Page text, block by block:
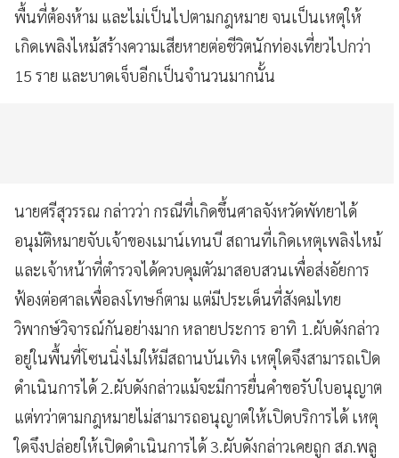
พื้นที่ต้องห้าม และไม่เป็นไปตามกฎหมาย จนเป็นเหตุให้
เกิดเพลิงไหม้สร้างความเสียหายต่อชีวิตนักท่องเที่ยวไปกว่า
15 ราย และบาดเจ็บอีกเป็นจำนวนมากนั้น
นายศรีสุวรรณ กล่าวว่า กรณีที่เกิดขึ้นศาลจังหวัดพัทยาได้
อนุมัติหมายจับเจ้าของเมาน์เทนบี สถานที่เกิดเหตุเพลิงไหม้
และเจ้าหน้าที่ตำรวจได้ควบคุมตัวมาสอบสวนเพื่อส่งอัยการ
ฟ้องต่อศาลเพื่อลงโทษก็ตาม แต่มีประเด็นที่สังคมไทย
วิพากษ์วิจารณ์กันอย่างมาก หลายประการ อาทิ 1.ผับดังกล่าว
อยู่ในพื้นที่โซนนิ่งไม่ให้มีสถานบันเทิง เหตุใดจึงสามารถเปิด
ดำเนินการได้ 2.ผับดังกล่าวแม้จะมีการยื่นคำขอรับใบอนุญาต
แต่ทว่าตามกฎหมายไม่สามารถอนุญาตให้เปิดบริการได้ เหตุ
ใดจึงปล่อยให้เปิดดำเนินการได้ 3.ผับดังกล่าวเคยถูก สภ.พลู